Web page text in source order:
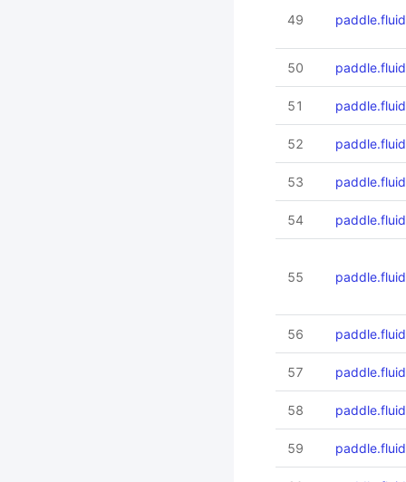
49
50
51
52
53
54
55
56
57
58
59